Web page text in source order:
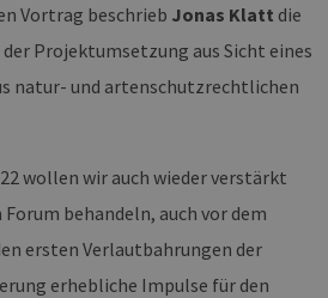
Vortrag beschrieb Jonas Klatt die
Projektumsetzung aus Sicht eines
natur- und artenschutzrechtlichen
wollen wir auch wieder verstärkt
behandeln, auch vor dem
ersten Verlautbahrungen der
erhebliche Impulse für den